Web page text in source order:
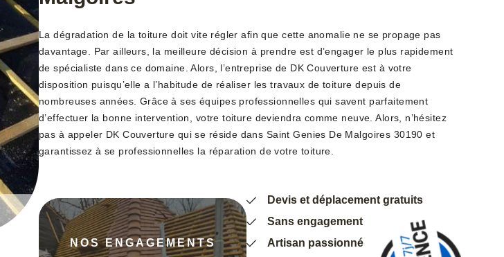
La dégradation de la toiture doit vite régler afin que cette anomalie ne se propage pas
davantage. Par ailleurs, la meilleure décision à prendre est d’engager le plus rapidement
de spécialiste dans ce domaine. Alors, l’entreprise de DK Couverture est à votre
disposition puisqu’elle a l’habitude de réaliser les travaux de toiture depuis de
nombreuses années. Grâce à ses équipes professionnelles qui savent parfaitement
d’effectuer la bonne intervention, votre toiture deviendra comme neuve. Alors, n’hésitez
pas à appeler DK Couverture qui se réside dans Saint Genies De Malgoires 30190 et
garantissez à se professionnelles la réparation de votre toiture.
NOS ENGAGEMENTS
Devis et déplacement gratuits
Sans engagement
Artisan passionné